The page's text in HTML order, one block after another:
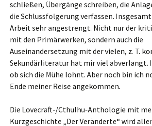
schließen, Übergänge schreiben, die
die Schlussfolgerung verfassen.
Arbeit sehr angestrengt. Nicht nur der
mit den Primärwerken, sondern auch die
Auseinandersetzung mit der vielen, z. T.
Sekundärliteratur hat mir viel abverlangt.
ob sich die Mühe lohnt. Aber noch bin ich
Ende meiner Reise angekommen.
Die Lovecraft-/Cthulhu-Anthologie mit
Kurzgeschichte „Der Veränderte“ wird